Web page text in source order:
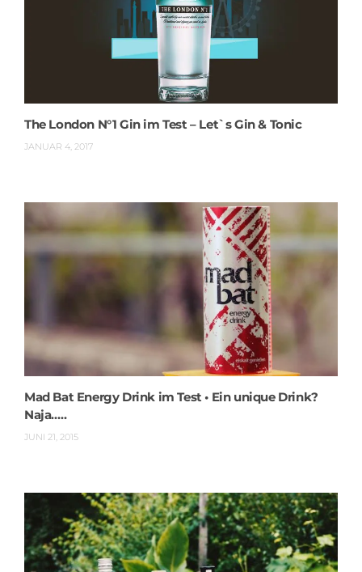
The London N°1 Gin im Test – Let`s Gin & Tonic
JANUAR 4, 2017
Mad Bat Energy Drink im Test • Ein unique Drink?
Naja…..
JUNI 21, 2015